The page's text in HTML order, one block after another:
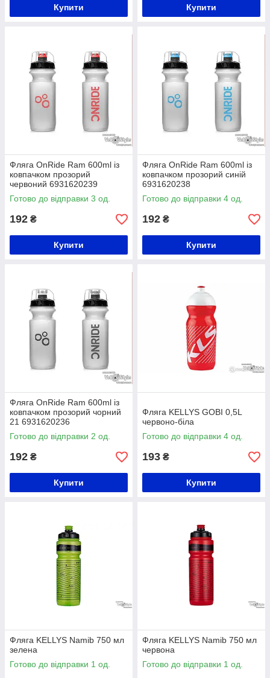
Купити Купити
Фляга OnRide Ram 600ml із
ковпачком прозорий
червоний 6931620239
Готово до відправки 3 од.
192 ₴
Купити
Фляга OnRide Ram 600ml із
ковпачком прозорий синій
6931620238
Готово до відправки 4 од.
192 ₴
Купити
Фляга OnRide Ram 600ml із
ковпачком прозорий чорний
21 6931620236
Готово до відправки 2 од.
192 ₴
Купити
Фляга KELLYS GOBI 0,5L
червоно-біла
Готово до відправки 4 од.
193 ₴
Купити
Фляга KELLYS Namib 750 мл
зелена
Готово до відправки 1 од.
Фляга KELLYS Namib 750 мл
червона
Готово до відправки 1 од.